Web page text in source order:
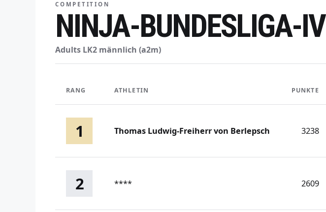
COMPETITION
NINJA-BUNDESLIGA-IV
Adults LK2 männlich (a2m)
RANG ATHLETIN PUNKTE
1 Thomas Ludwig-Freiherr von Berlepsch 3238
2 **** 2609